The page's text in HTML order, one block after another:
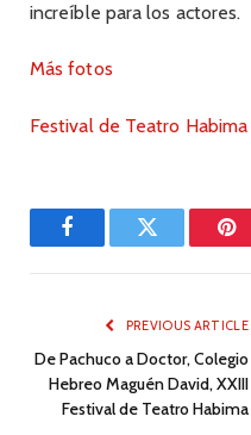
increíble para los actores.
Más fotos
Festival de Teatro
FacebookTwitter
PREVIOUS ARTICLE
De Pachuco a Doctor, Colegio
Hebreo Maguén David, XXIII
Festival de Teatro Habima